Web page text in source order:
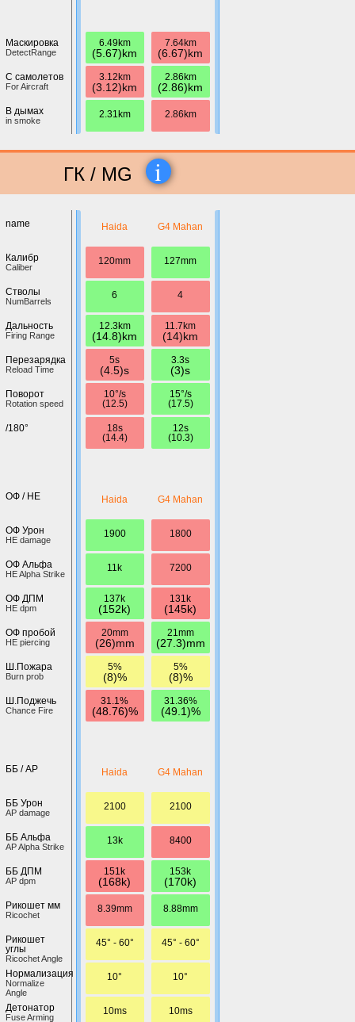
Маскировка
DetectRange
С самолетов
For Aircraft
В дымах
in smoke
6.49km
(5.67)km
3.12km
(3.12)km
2.31km
7.64km
(6.67)km
2.86km
(2.86)km
2.86km
ГК / MG i
name
Калибр
Caliber
Стволы
NumBarrels
Дальность
Firing Range
Перезарядка
Reload Time
Поворот
Rotation speed
/180°
ОФ / HE
ОФ Урон
HE damage
ОФ Альфа
HE Alpha Strike
ОФ ДПМ
HE dpm
ОФ пробой
HE piercing
Ш.Пожара
Burn prob
Ш.Поджечь
Chance Fire
ББ / AP
ББ Урон
AP damage
ББ Альфа
AP Alpha Strike
ББ ДПМ
AP dpm
Рикошет мм
Ricochet
Рикошет
углы
Ricochet Angle
Нормализация
Normalize
Angle
Детонатор
Fuse Arming
Haida
120mm
6
12.3km
(14.8)km
5s
(4.5)s
10°/s
(12.5)
18s
(14.4)
Haida
1900
11k
137k
(152k)
20mm
(26)mm
5%
(8)%
31.1%
(48.76)%
Haida
2100
13k
151k
(168k)
8.39mm
45° - 60°
10°
10ms
G4 Mahan
127mm
4
11.7km
(14)km
3.3s
(3)s
15°/s
(17.5)
12s
(10.3)
G4 Mahan
1800
7200
131k
(145k)
21mm
(27.3)mm
5%
(8)%
31.36%
(49.1)%
G4 Mahan
2100
8400
153k
(170k)
8.88mm
45° - 60°
10°
10ms